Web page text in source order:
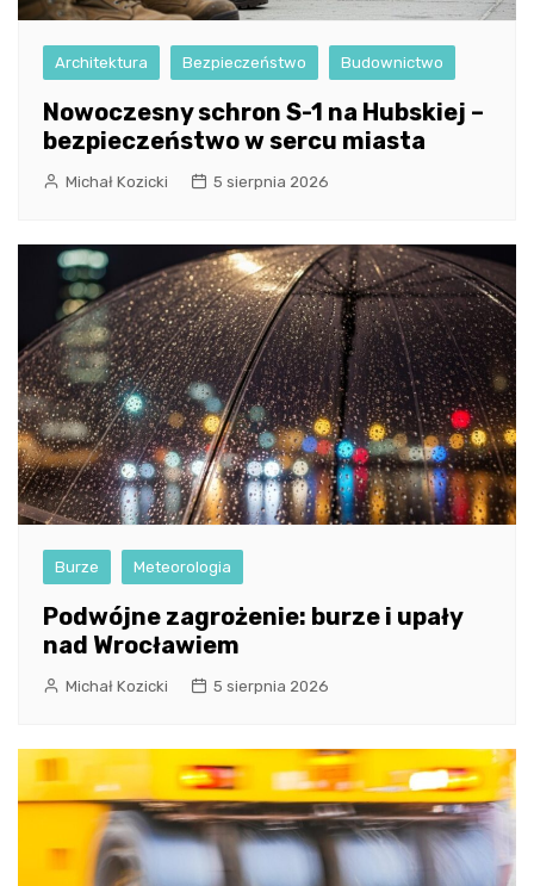
Architektura Bezpieczeństwo Budownictwo
Nowoczesny schron S-1 na Hubskiej –
bezpieczeństwo w sercu miasta
Michał Kozicki 5 sierpnia 2026
Burze Meteorologia
Podwójne zagrożenie: burze i upały
nad Wrocławiem
Michał Kozicki 5 sierpnia 2026